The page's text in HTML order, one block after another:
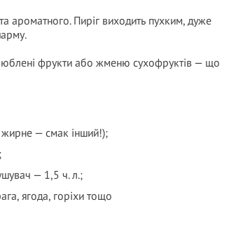
ароматного. Пиріг виходить пухким, дуже
фрукти або жменю сухофруктів — що
— смак інший!);
— 1,5 ч. л.;
ягода, горіхи тощо